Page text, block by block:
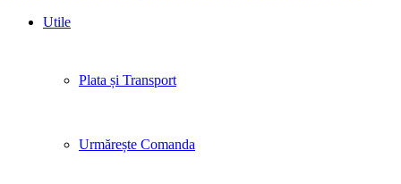
Utile
Plata și Transport
Urmărește Comanda